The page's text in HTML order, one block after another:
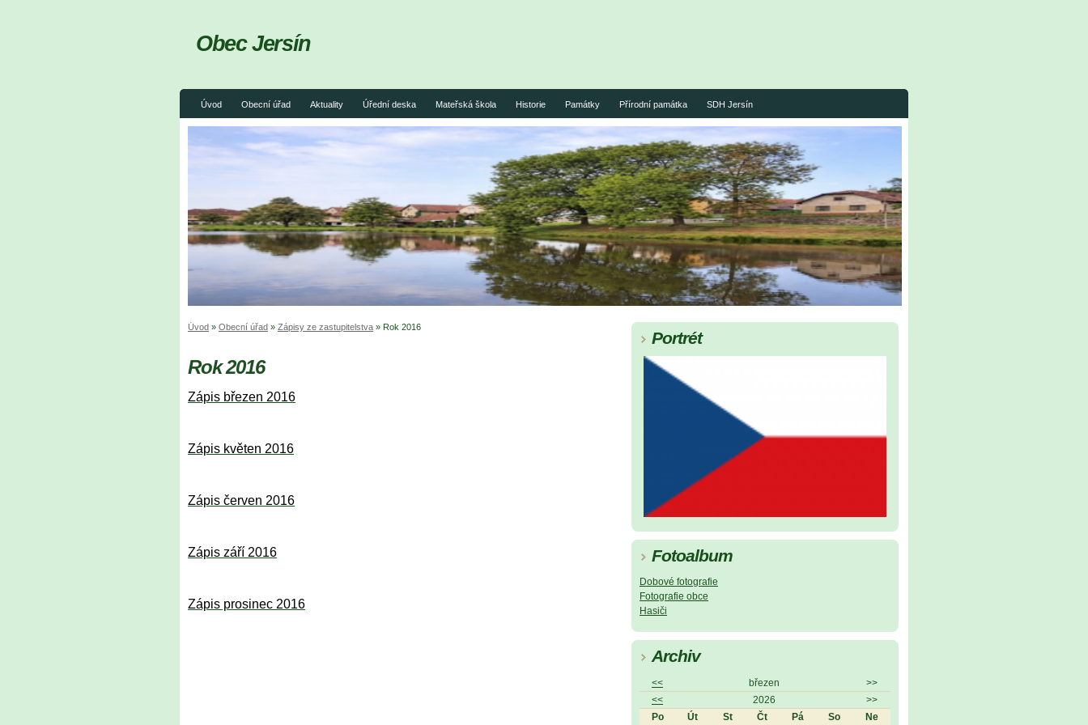
Úvod Obecní úřad Aktuality Úřední deska Mateřská škola Historie Památky Přírodní památka SDH Jersín
Obec Jersín
Úvod » Obecní úřad » Zápisy ze zastupitelstva » Rok 2016
Rok 2016
Zápis březen 2016
Zápis květen 2016
Zápis červen 2016
Zápis září 2016
Zápis prosinec 2016
Portrét
Fotoalbum
Dobové fotografie
Fotografie obce
Hasiči
Archiv
<< březen
>>
<<
2026
>>
Po
Út St Čt Pá So Ne